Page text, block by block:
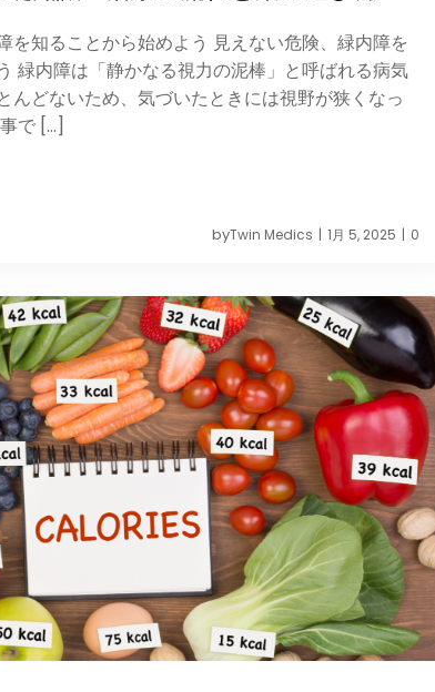
を知ることから始めよう 見えない危険、緑内障を
緑内障は「静かなる視力の泥棒」と呼ばれる病気
んどないため、気づいたときには視野が狭くなっ
で […]
byTwin Medics | 1月 5, 2025 | 0